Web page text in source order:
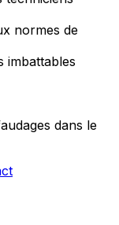
normes de
imbattables
dans le